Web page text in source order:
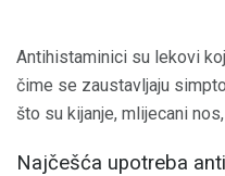
Antihistaminici su lekovi
čime se zaustavljaju
što su kijanje, mlijecani
Najčešća upotreba